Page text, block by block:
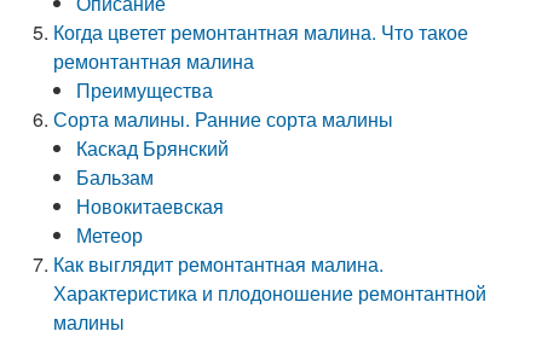
Когда цветет ремонтантная малина. Что такое
ремонтантная малина
Преимущества
Сорта малины. Ранние сорта малины
Каскад Брянский
Бальзам
Новокитаевская
Метеор
Как выглядит ремонтантная малина.
Характеристика и плодоношение ремонтантной
малины